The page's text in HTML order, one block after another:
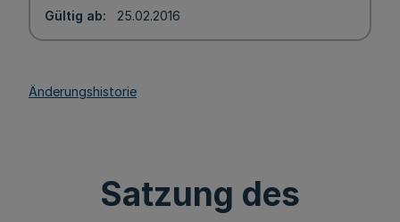
Gültig ab 25.02.2016
Änderungshistorie
Satzung des